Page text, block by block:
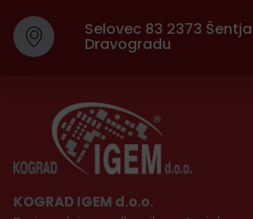
Selovec 83 2373
Dravogradu
KOGRAD IGEM d.o.o.